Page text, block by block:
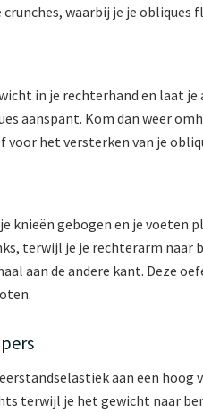
crunches, waarbij je je obliques
in je rechterhand en laat
aanspant. Kom dan weer
voor het versterken van je
knieën gebogen en je voeten
terwijl je je rechterarm naar
aan de andere kant. Deze
aan een hoog
terwijl je het gewicht naar